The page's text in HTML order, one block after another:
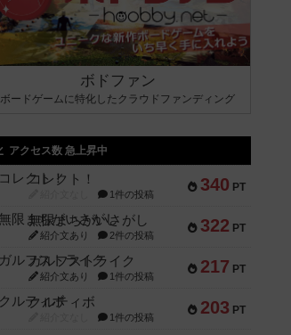
ボドファン
ボードゲームに特化したクラウドファンディング
アクセス数 急上昇中
340 PT
コレクト！
1件の投稿
322 PT
無限まちがいさがし
紹介文あり 2件の投稿
217 PT
ガルフストライク
紹介文あり 1件の投稿
203 PT
クルティボ
1件の投稿